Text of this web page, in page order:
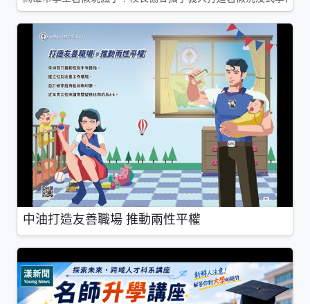
中油打造友善職場 推動兩性平權